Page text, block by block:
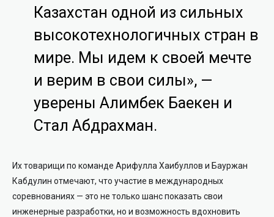
Казахстан одной из сильных
высокотехнологичных стран в
мире. Мы идем к своей мечте
и верим в свои силы», —
уверены Алимбек Баекен и
Стал Абдрахман.
Их товарищи по команде Арифулла Хаибуллов и Бауржан
Кабдулин отмечают, что участие в международных
соревнованиях — это не только шанс показать свои
инженерные разработки, но и возможность вдохновить